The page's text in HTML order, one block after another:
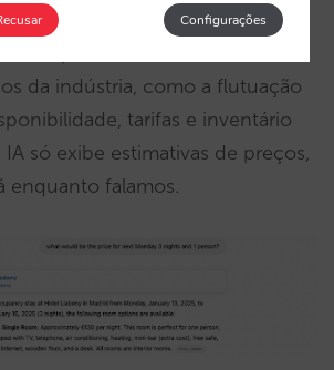
impactar significativamente o
especialmente considerando
da indústria, como a flutuação
tarifas e inventário
IA só exibe estimativas de preços,
enquanto falamos.
Configurações